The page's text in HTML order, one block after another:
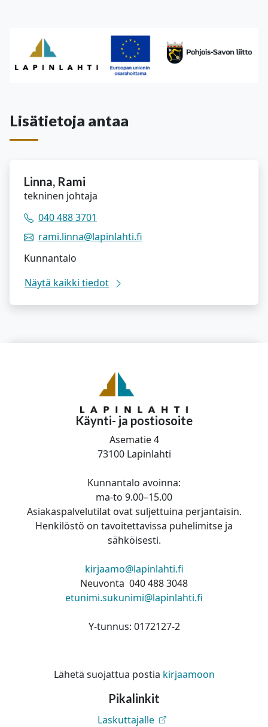
Lisätietoja antaa
Linna, Rami
tekninen johtaja
040 488 3701
rami.linna@lapinlahti.fi
Kunnantalo
Näytä kaikki tiedot
Käynti- ja postiosoite
Asematie 4
73100 Lapinlahti
Kunnantalo avoinna:
ma-to 9.00–15.00
Asiakaspalvelutilat ovat suljettuina perjantaisin.
Henkilöstö on tavoitettavissa puhelimitse ja
sähköisesti.
kirjaamo@lapinlahti.fi
Neuvonta 040 488 3048
etunimi.sukunimi@lapinlahti.fi
Y-tunnus: 0172127-2
Lähetä suojattua postia kirjaamoon
Pikalinkit
Laskuttajalle